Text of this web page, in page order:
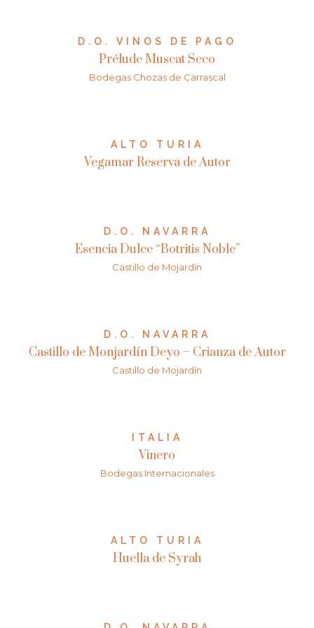
D.O. VINOS DE PAGO
Prélude Muscat Seco
Bodegas Chozas de Carrascal
ALTO TURIA
Vegamar Reserva de Autor
D.O. NAVARRA
Esencia Dulce “Botritis Noble”
Castillo de Mojardín
D.O. NAVARRA
Castillo de Monjardín Deyo – Crianza de Autor
Castillo de Mojardín
ITALIA
Vinero
Bodegas Internacionales
ALTO TURIA
Huella de Syrah